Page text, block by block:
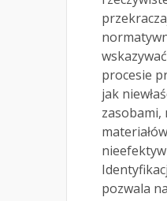
procesie
jak
zasobami,
pozwala